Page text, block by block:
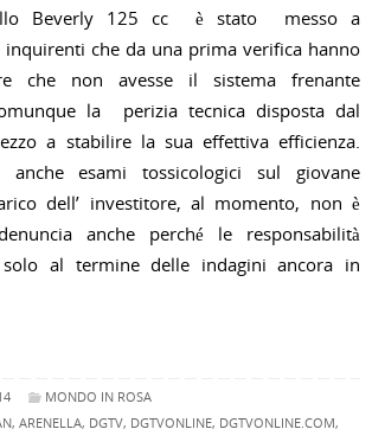
Beverly 125 cc è stato messo a
inquirenti che da una prima verifica hanno
che non avesse il sistema frenante
la perizia tecnica disposta dal
a stabilire la sua effettiva efficienza.
anche esami tossicologici sul giovane
dell’ investitore, al momento, non è
anche perché le responsabilità
al termine delle indagini ancora in
MONDO IN ROSA
, ARENELLA, DGTV, DGTVONLINE, DGTVONLINE.COM,